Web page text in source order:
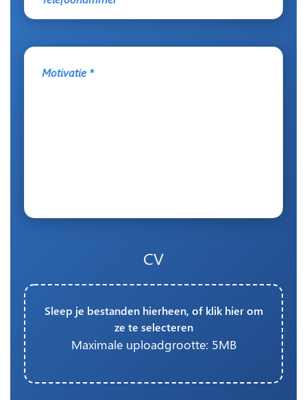
CV
Sleep je bestanden hierheen, of klik hier om
ze te selecteren
Maximale uploadgrootte: 5MB